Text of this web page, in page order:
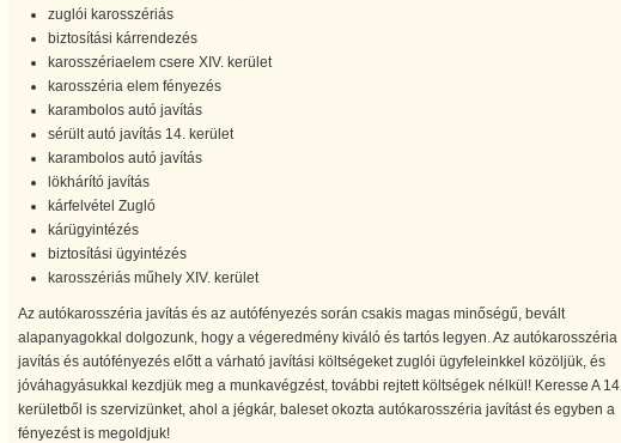
zuglói karosszériás
biztosítási kárrendezés
karosszériaelem csere XIV. kerület
karosszéria elem fényezés
karambolos autó javítás
sérült autó javítás 14. kerület
karambolos autó javítás
lökhárító javítás
kárfelvétel Zugló
kárügyintézés
biztosítási ügyintézés
karosszériás műhely XIV. kerület
Az autókarosszéria javítás és az autófényezés során csakis magas minőségű, bevált
alapanyagokkal dolgozunk, hogy a végeredmény kiváló és tartós legyen. Az autókarosszéria
javítás és autófényezés előtt a várható javítási költségeket zuglói ügyfeleinkkel közöljük, és
jóváhagyásukkal kezdjük meg a munkavégzést, további rejtett költségek nélkül! Keresse A 14.
kerületből is szervizünket, ahol a jégkár, baleset okozta autókarosszéria javítást és egyben a
fényezést is megoldjuk!